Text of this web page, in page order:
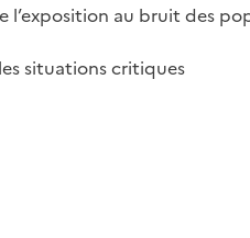
l’exposition au bruit des
situations critiques